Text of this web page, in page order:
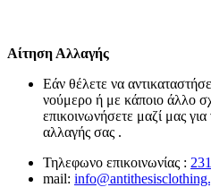
Αίτηση Αλλαγής
Εάν θέλετε να
νούμερο ή με κάποιο άλλο
επικοινωνήσετε μαζί μας
αλλαγής σας .
Τηλεφωνο επικοινωνίας :
mail: